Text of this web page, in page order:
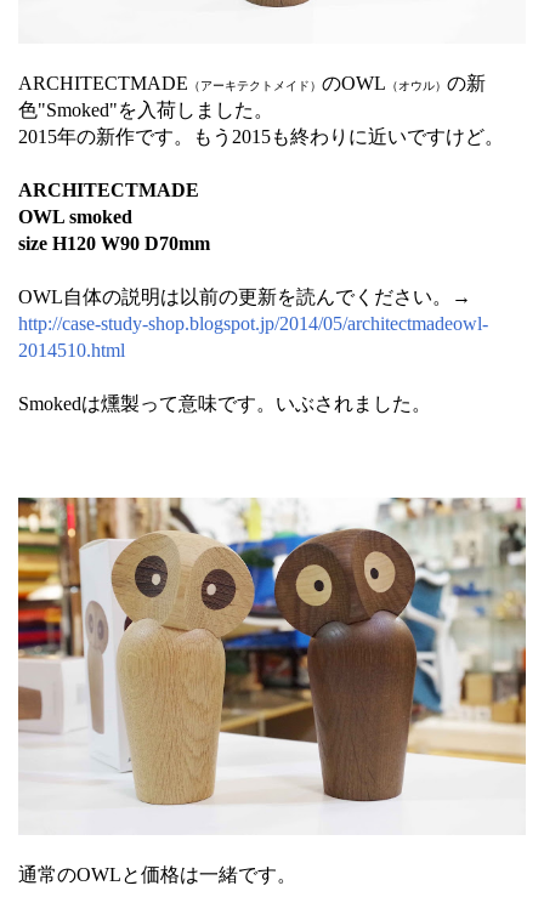
ARCHITECTMADE （アーキテクトメイド） のOWL （オウル） の新
色"Smoked"を入荷しました。
2015年の新作です。もう2015も終わりに近いですけど。
ARCHITECTMADE
OWL smoked
size H120 W90 D70mm
OWL自体の説明は以前の更新を読んでください。→
http://case-study-shop.blogspot.jp/2014/05/architectmadeowl-
2014510.html
Smokedは燻製って意味です。いぶされました。
通常のOWLと価格は一緒です。